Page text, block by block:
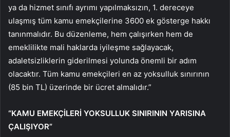
ya da hizmet sınıfı ayrımı yapılmaksızın, 1. dereceye
ulaşmış tüm kamu emekçilerine 3600 ek gösterge hakkı
tanınmalıdır. Bu düzenleme, hem çalışırken hem de
emeklilikte mali haklarda iyileşme sağlayacak,
adaletsizliklerin giderilmesi yolunda önemli bir adım
olacaktır. Tüm kamu emekçileri en az yoksulluk sınırının
(85 bin TL) üzerinde bir ücret almalıdır.”
“KAMU EMEKÇİLERİ YOKSULLUK SINIRININ YARISINA
ÇALIŞIYOR”